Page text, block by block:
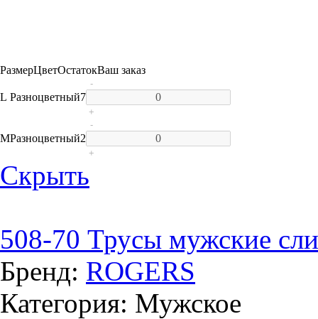
РазмерЦветОстатокВаш заказ
L Разноцветный7
-
+
MРазноцветный2
-
+
Скрыть
508-70 Трусы мужские
Бренд: ROGERS
Категория: Мужское